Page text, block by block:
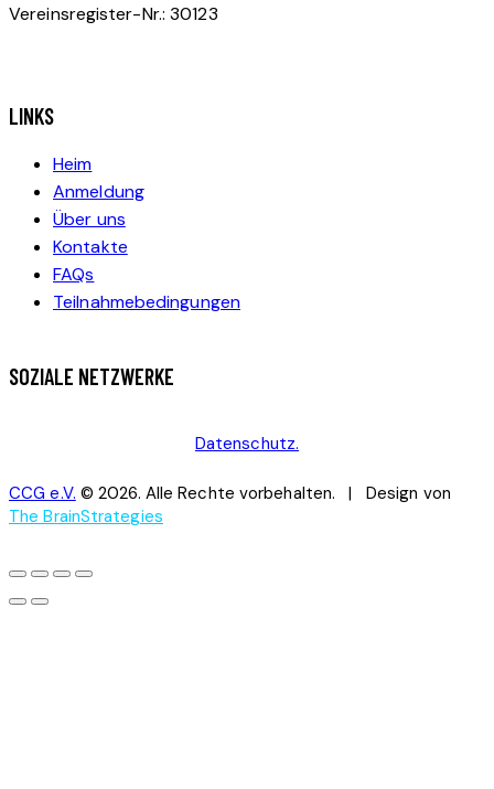
Vereinsregister-Nr.: 30123
LINKS
Heim
Anmeldung
Über uns
Kontakte
FAQs
Teilnahmebedingungen
SOZIALE NETZWERKE
Datenschutz.
CCG e.V. © 2026. Alle Rechte vorbehalten. | Design von
The BrainStrategies